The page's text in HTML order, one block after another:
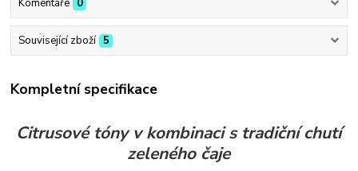
Komentáře 0
Související zboží 5
Kompletní specifikace
Citrusové tóny v kombinaci s tradiční chutí
zeleného čaje